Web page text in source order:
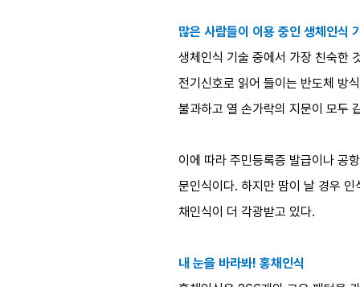
많은 사람들이 이용 중인 생체인식
생체인식 기술 중에서 가장 친숙한
전기신호로 읽어 들이는 반도체 방
불과하고 열 손가락의 지문이 모두
이에 따라 주민등록증 발급이나 공
문인식이다. 하지만 땀이 날 경우
채인식이 더 각광받고 있다.
내 눈을 바라봐! 홍채인식